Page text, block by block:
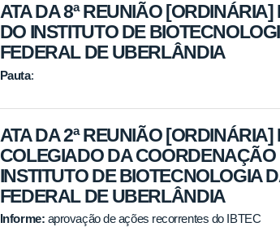
ATA DA 8ª REUNIÃO
DO INSTITUTO DE
FEDERAL DE UBERLÂNDIA
Pauta:
ATA DA 2ª REUNIÃO [ORDINÁRIA]
COLEGIADO DA
INSTITUTO DE BIOTECNOLOGIA
FEDERAL DE UBERLÂNDIA
Informe: aprovação de ações recorrentes do IBTEC